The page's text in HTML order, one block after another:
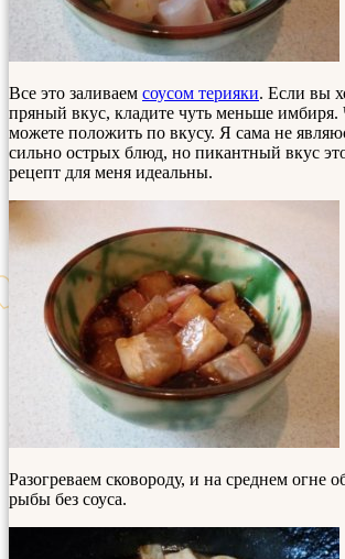
Все это заливаем соусом терияки. Если вы
пряный вкус, кладите чуть меньше
можете положить по вкусу. Я сама не
сильно острых блюд, но пикантный вкус
рецепт для меня идеальны.
Разогреваем сковороду, и на среднем огне
рыбы без соуса.